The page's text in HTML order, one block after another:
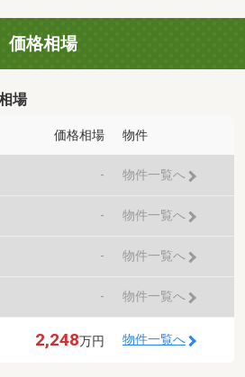
価格相場
場
価格相場 物件
- 物件一覧へ
- 物件一覧へ
- 物件一覧へ
- 物件一覧へ
2,248万円 物件一覧へ